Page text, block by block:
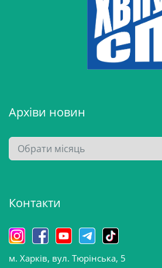
Архіви новин
А
р
в
н
о
в
Контакти
м. Харків, вул. Тюрінська, 5